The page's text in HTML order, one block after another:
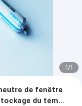
1/1
de fenêtre
du temps